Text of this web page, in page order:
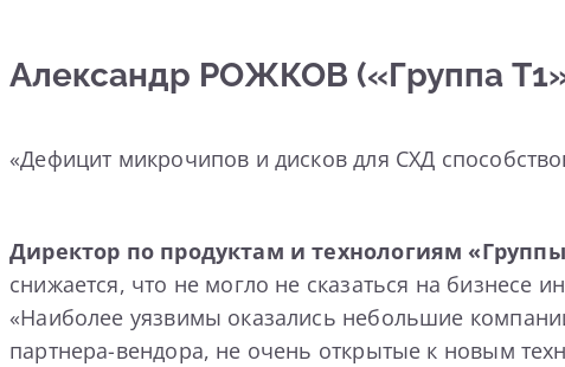
Александр РОЖКОВ («Группа
«Дефицит микрочипов и дисков для СХД
Директор по продуктам и технологиям
снижается, что не могло не сказаться на бизнесе
«Наиболее уязвимы оказались небольшие
партнера-вендора, не очень открытые к новым